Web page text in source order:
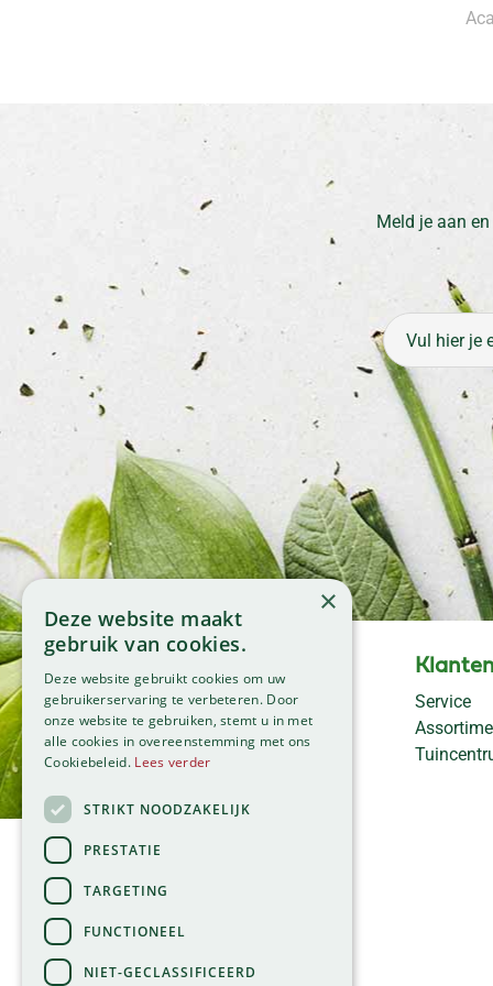
Meld je aan
Maandag
09:00 - 18:00
Dinsdag
09:00 - 18:00
Woensdag
09:00 - 18:00
Vrijdag
09:00 - 18:00
Zaterdag
Zondag
Bekijk onze afwijkende
openingstijden >
Service
×
Deze website maakt
gebruik van cookies.
Deze website gebruikt cookies om uw
gebruikerservaring te verbeteren. Door
onze website te gebruiken, stemt u in met
alle cookies in overeenstemming met ons
Cookiebeleid. Lees verder
STRIKT NOODZAKELIJK
PRESTATIE
TARGETING
FUNCTIONEEL
NIET-GECLASSIFICEERD